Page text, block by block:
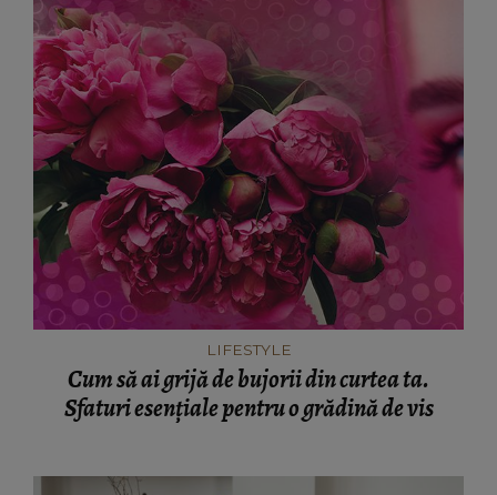
LIFESTYLE
Cum să ai grijă de bujorii din curtea ta.
Sfaturi esențiale pentru o grădină de vis